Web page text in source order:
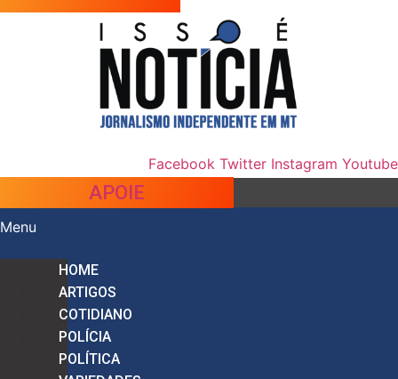
Facebook Twitter Instagram Youtube
APOIE
Menu
HOME
ARTIGOS
COTIDIANO
POLÍCIA
POLÍTICA